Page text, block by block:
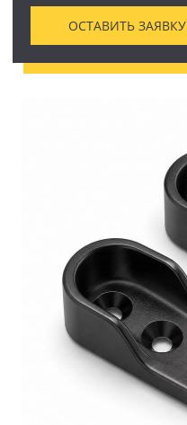
ОСТАВИТЬ ЗАЯВКУ